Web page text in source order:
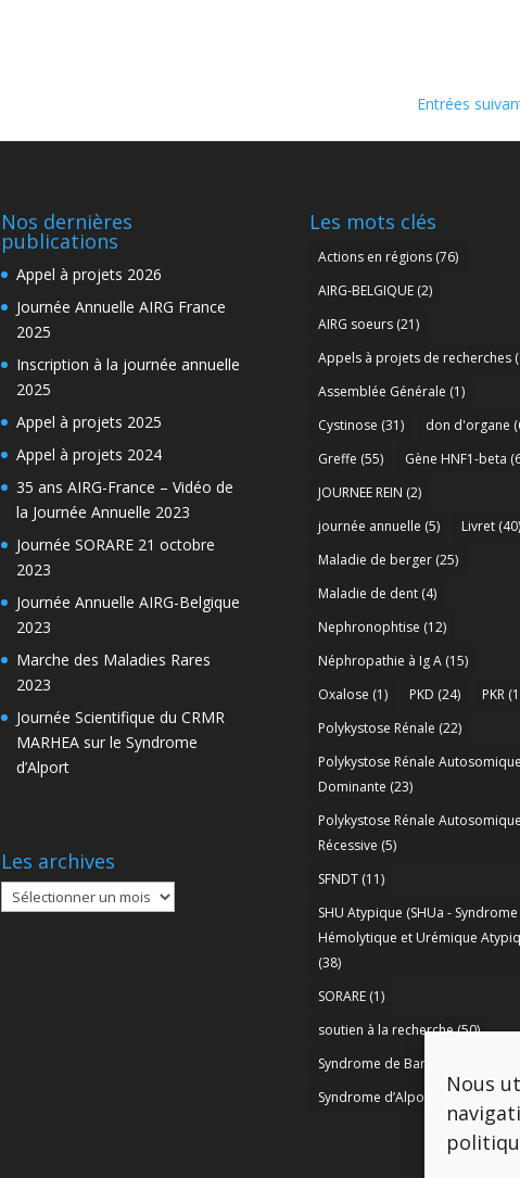
Nous
Entrées
Nos dernières
publications
Appel à projets 2026
Journée Annuelle AIRG France
2025
Inscription à la journée annuelle
2025
Appel à projets 2025
Appel à projets 2024
35 ans AIRG-France – Vidéo de
la Journée Annuelle 2023
Journée SORARE 21 octobre
2023
Journée Annuelle AIRG-Belgique
2023
Marche des Maladies Rares
2023
Journée Scientifique du CRMR
MARHEA sur le Syndrome
d’Alport
Les archives
Les
archives
Les mots clés
Actions en régions(76)
AIRG-BELGIQUE(2)
AIRG soeurs(21)
Appels à projets de recherches
Assemblée Générale (1)
Cystinose (31) don d'organe
Greffe (55) Gène HNF1-beta
JOURNEE REIN (2)
journée annuelle (5) Livret(40)
Maladie de berger(25)
Maladie de dent(4)
Nephronophtise (12)
Néphropathie à Ig A(15)
Oxalose (1) PKD (24) PKR
Polykystose Rénale (22)
Polykystose Rénale Autosomique
Dominante (23)
Polykystose Rénale Autosomique
Récessive (5)
SFNDT(11)
SHU Atypique (SHUa - Syndrome
Hémolytique et Urémique
(38)
SORARE(1)
soutien à la recherche(50)
Syndrome de Bartter
Syndrome d’Alport
(37)